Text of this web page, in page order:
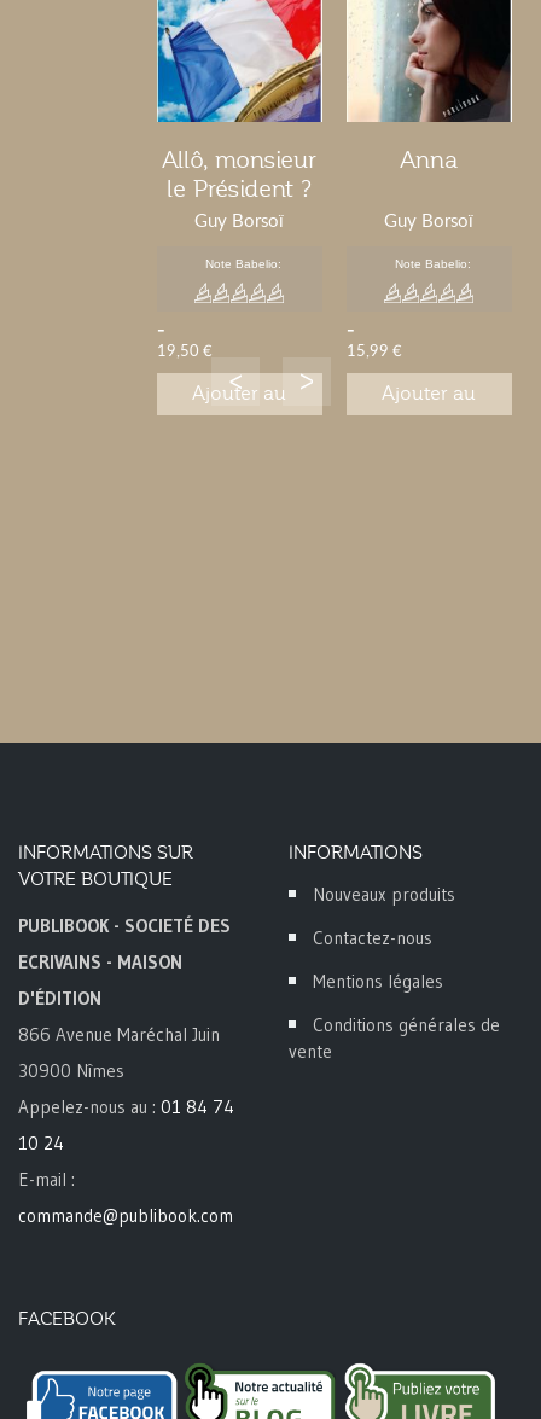
Allô, monsieur
le Président ?
Guy Borsoï
Note Babelio:
-
19,50 €
Ajouter au
Anna
Guy Borsoï
Note Babelio:
-
15,99 €
Ajouter au
INFORMATIONS SUR
VOTRE BOUTIQUE
PUBLIBOOK - SOCIETÉ DES
ECRIVAINS - MAISON
D'ÉDITION
866 Avenue Maréchal Juin
30900 Nîmes
Appelez-nous au : 01 84 74
10 24
E-mail :
commande@publibook.com
INFORMATIONS
Nouveaux produits
Contactez-nous
Mentions légales
Conditions générales de
vente
FACEBOOK